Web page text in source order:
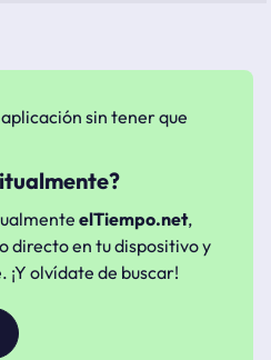
sin tener que
elTiempo.net,
directo en tu dispositivo y
olvídate de buscar!